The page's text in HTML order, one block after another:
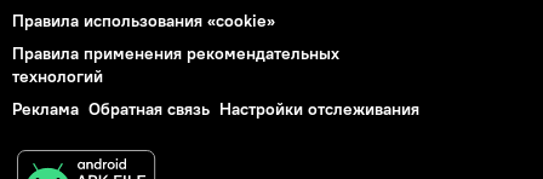
Правила использования «cookie»
Правила применения рекомендательных
технологий
Реклама Обратная связь Настройки отслеживания